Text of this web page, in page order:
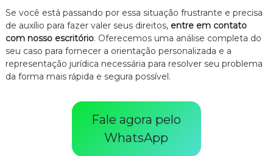
Se você está passando por essa situação frustrante e precisa
de auxílio para fazer valer seus direitos, entre em contato
com nosso escritório. Oferecemos uma análise completa do
seu caso para fornecer a orientação personalizada e a
representação jurídica necessária para resolver seu problema
da forma mais rápida e segura possível.
Fale agora pelo
WhatsApp